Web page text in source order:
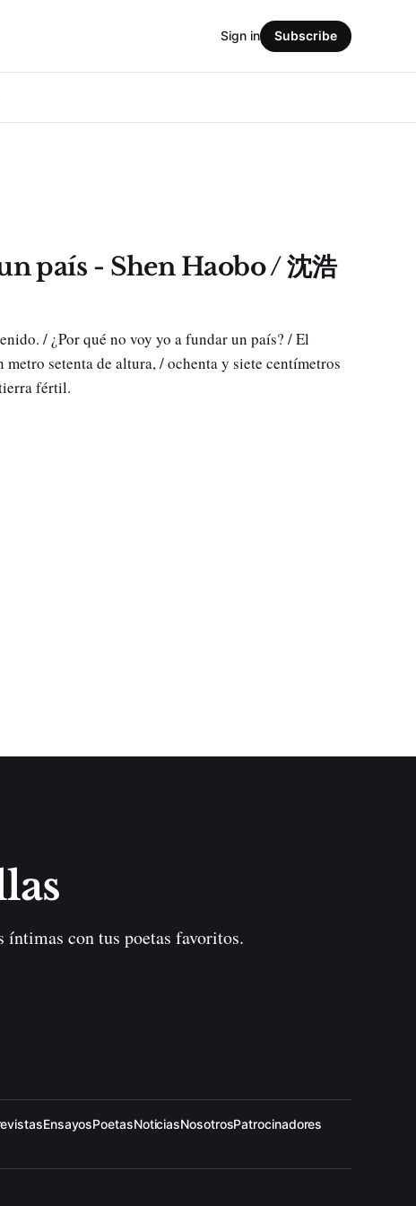
Sign in Subscribe
país - Shen Haobo / 沈浩
/ ¿Por qué no voy yo a fundar un país? / El
setenta de altura, / ochenta y siete centímetros
fértil.
íntimas con tus poetas favoritos.
EnsayosPoetasNoticiasNosotrosPatrocinadores